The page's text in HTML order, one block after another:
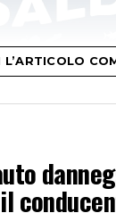
L’ARTICOLO